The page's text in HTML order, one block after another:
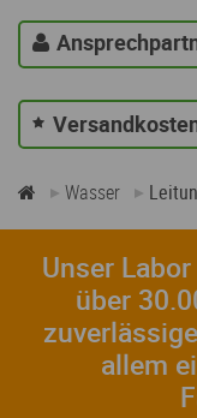
Wasser
Unser
über
allem